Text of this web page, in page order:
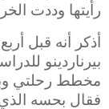
رأيتها وددت
أذكر أنه قبل
بيرناردينو
مخطط رحلتي
فقال بحسه